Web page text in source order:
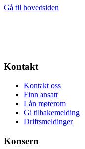
Gå til hovedsiden
Kontakt
Kontakt oss
Finn ansatt
Lån møterom
Gi tilbakemelding
Driftsmeldinger
Konsern